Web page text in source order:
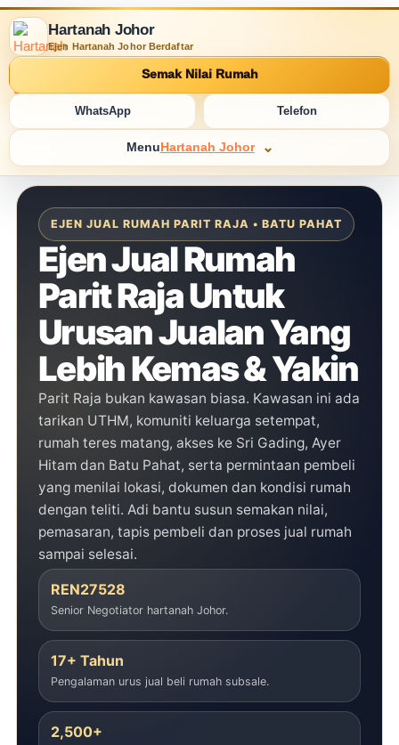
Hartanah Johor
Ejen Hartanah Johor Berdaftar
Semak Nilai Rumah
WhatsApp Telefon
Menu Hartanah Johor
EJEN JUAL RUMAH PARIT RAJA • BATU PAHAT
Ejen Jual Rumah
Parit Raja Untuk
Urusan Jualan Yang
Lebih Kemas & Yakin
Parit Raja bukan kawasan biasa. Kawasan ini ada
tarikan UTHM, komuniti keluarga setempat,
rumah teres matang, akses ke Sri Gading, Ayer
Hitam dan Batu Pahat, serta permintaan pembeli
yang menilai lokasi, dokumen dan kondisi rumah
dengan teliti. Adi bantu susun semakan nilai,
pemasaran, tapis pembeli dan proses jual rumah
sampai selesai.
REN27528
Senior Negotiator hartanah Johor.
17+ Tahun
Pengalaman urus jual beli rumah subsale.
2,500+